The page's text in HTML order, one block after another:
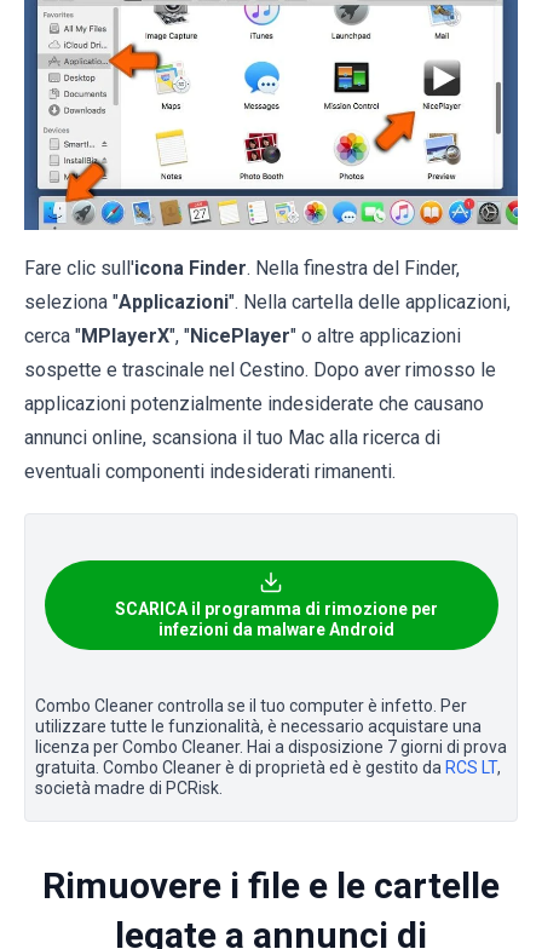
Fare clic sull'icona Finder. Nella finestra del Finder,
seleziona "Applicazioni". Nella cartella delle applicazioni,
cerca "MPlayerX", "NicePlayer" o altre applicazioni
sospette e trascinale nel Cestino. Dopo aver rimosso le
applicazioni potenzialmente indesiderate che causano
annunci online, scansiona il tuo Mac alla ricerca di
eventuali componenti indesiderati rimanenti.
SCARICA il programma di rimozione per
infezioni da malware Android
Combo Cleaner controlla se il tuo computer è infetto. Per
utilizzare tutte le funzionalità, è necessario acquistare una
licenza per Combo Cleaner. Hai a disposizione 7 giorni di prova
gratuita. Combo Cleaner è di proprietà ed è gestito da RCS LT,
società madre di PCRisk.
Rimuovere i file e le cartelle
legate a annunci di